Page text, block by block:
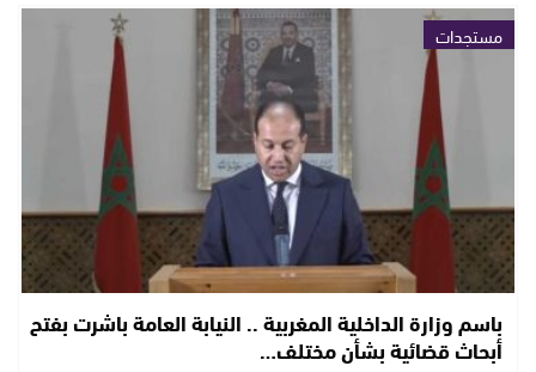
مستجدات
باسم وزارة الداخلية المغربية .. النيابة العامة باشرت بفتح
أبحاث قضائية بشأن مختلف…